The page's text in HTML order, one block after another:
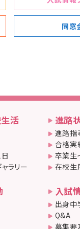
同窓
活
ラリー
進路
進路指
合格実
卒業生
在校生
入試
出身中
Q&A
募集要